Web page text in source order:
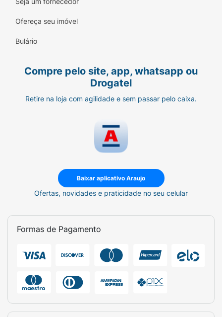
Ofereça seu imóvel
Bulário
Compre pelo site, app, whatsapp ou
Drogatel
Retire na loja com agilidade e sem passar pelo caixa.
Baixar aplicativo Araujo
Ofertas, novidades e praticidade no seu celular
Formas de Pagamento